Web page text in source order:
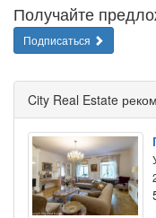
Получайте
Подписаться
City Real Estate